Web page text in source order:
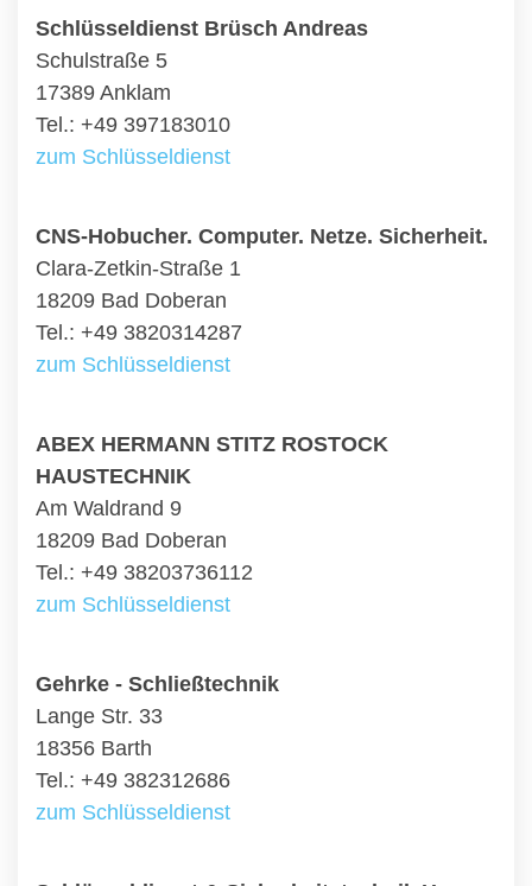
Schlüsseldienst Brüsch Andreas
Schulstraße 5
17389 Anklam
Tel.: +49 397183010
zum Schlüsseldienst
CNS-Hobucher. Computer. Netze. Sicherheit.
Clara-Zetkin-Straße 1
18209 Bad Doberan
Tel.: +49 3820314287
zum Schlüsseldienst
ABEX HERMANN STITZ ROSTOCK
HAUSTECHNIK
Am Waldrand 9
18209 Bad Doberan
Tel.: +49 38203736112
zum Schlüsseldienst
Gehrke - Schließtechnik
Lange Str. 33
18356 Barth
Tel.: +49 382312686
zum Schlüsseldienst